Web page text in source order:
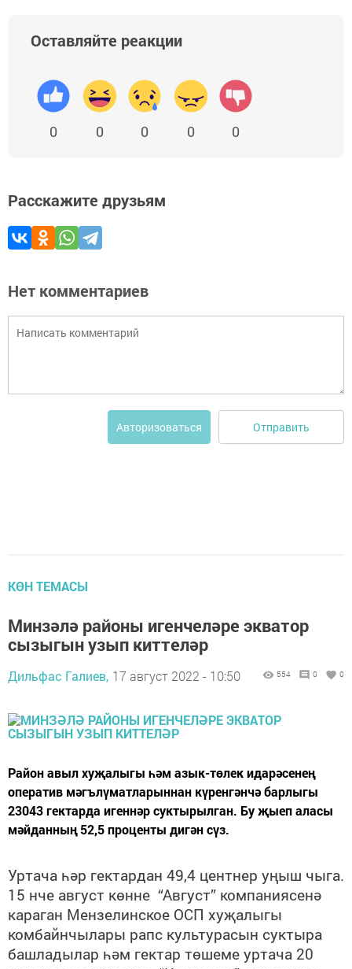
Оставляйте реакции
0 0 0 0 0
Расскажите друзьям
Нет комментариев
Авторизоваться Отправить
КӨН ТЕМАСЫ
Минзәлә районы игенчеләре экватор
сызыгын узып киттеләр
Дильфас Галиев, 17 август 2022 - 10:50 554 0 0
Район авыл хуҗалыгы һәм азык-төлек идарәсенең
оператив мәгълүматларыннан күренгәнчә барлыгы
23043 гектарда игеннәр суктырылган. Бу җыеп аласы
мәйданның 52,5 проценты дигән сүз.
Уртача һәр гектардан 49,4 центнер уңыш чыга.
15 нче август көнне “Август” компаниясенә
караган Мензелинское ОСП хуҗалыгы
комбайнчылары рапс культурасын суктыра
башладылар һәм гектар төшеме уртача 20